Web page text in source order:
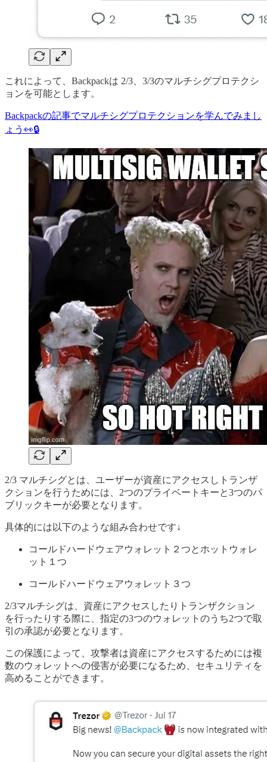
これによって、Backpackは 2/3、3/3のマルチシグプロテクシ
ョンを可能とします。
Backpackの記事でマルチシグプロテクションを学んでみまし
ょう👀🔒
2/3 マルチシグとは、ユーザーが資産にアクセスしトランザ
クションを行うためには、2つのプライベートキーと3つのパ
ブリックキーが必要となります。
具体的には以下のような組み合わせです↓
コールドハードウェアウォレット２つとホットウォレ
ット１つ
コールドハードウェアウォレット３つ
2/3マルチシグは、資産にアクセスしたりトランザクション
を行ったりする際に、指定の3つのウォレットのうち2つで取
引の承認が必要となります。
この保護によって、攻撃者は資産にアクセスするためには複
数のウォレットへの侵害が必要になるため、セキュリティを
高めることができます。